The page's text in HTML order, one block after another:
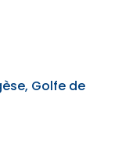
Golfe de